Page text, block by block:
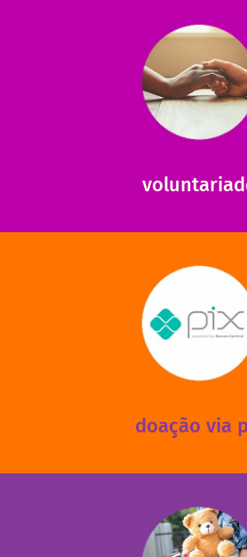
ajudar com certos assuntos. Entre
saiba como nos
saiba mais
doação via
via PIX? Elas também são muito
mantermos nossas unidades
saiba mais
fale conosco